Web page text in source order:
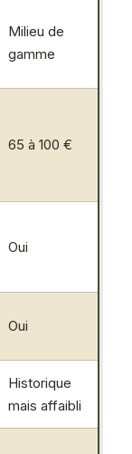
Milieu de
gamme
65 à 100 €
Oui
Oui
Historique
mais affaibli